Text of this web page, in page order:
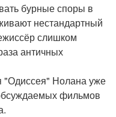
бурные споры в
нестандартный
слишком
античных
"Одиссея" Нолана уже
фильмов